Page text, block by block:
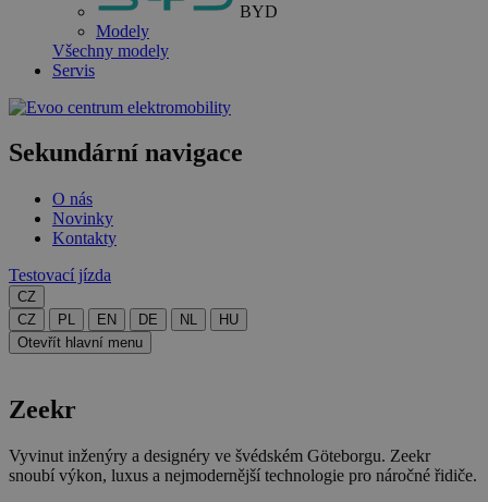
BYD
Modely
Všechny modely
Servis
centrum elektromobility
Sekundární navigace
O nás
Novinky
Kontakty
Testovací jízda
CZ
CZ
PL EN DE NL
HU
Otevřít hlavní menu
Zeekr
Vyvinut inženýry a designéry ve švédském Göteborgu. Zeekr
snoubí výkon, luxus a nejmodernější technologie pro náročné řidiče.